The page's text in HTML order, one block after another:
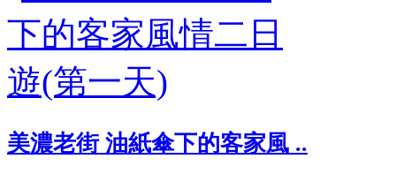
美濃老街 油紙傘下的客家風 ..